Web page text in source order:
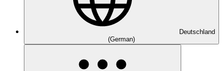
Deutschland
(German)